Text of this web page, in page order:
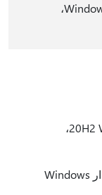
حول هذه الإصدارات من Windows Server،
Windows Server الإصدار 20H2 Windows 10،
Windows Server الإصدار 2004 والإصدار Windows